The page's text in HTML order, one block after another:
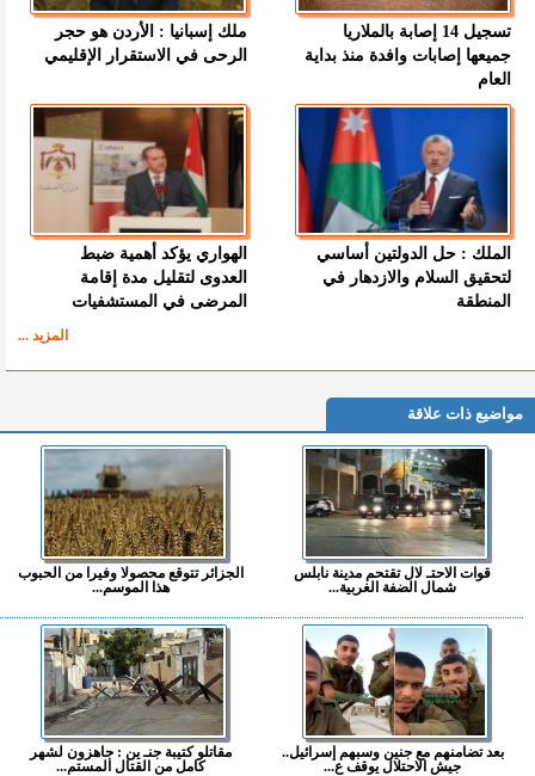
تسجيل 14 إصابة بالملاريا
جميعها إصابات وافدة منذ بداية
العام
ملك إسبانيا : الأردن هو حجر
الرحى في الاستقرار الإقليمي
الملك : حل الدولتين أساسي
لتحقيق السلام والازدهار في
المنطقة
الهواري يؤكد أهمية ضبط
العدوى لتقليل مدة إقامة
المرضى في المستشفيات
المزيد ...
مواضيع ذات علاقة
قوات الاحتـ لال تقتحم مدينة نابلس
شمال الضفة الغربية...
الجزائر تتوقع محصولا وفيرا من الحبوب
هذا الموسم...
بعد تضامنهم مع جنين وسبهم إسرائيل..
جيش الاحتلال يوقف ع...
مقاتلو كتيبة جنـ ين : جاهزون لشهر
كامل من القتال المستم...